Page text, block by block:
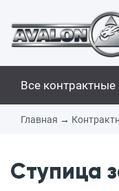
Все контрактные
Главная →
Ступица